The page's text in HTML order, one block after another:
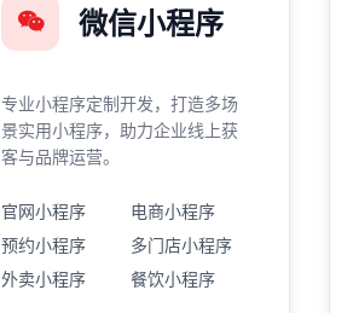
微信小程序
专业小程序定制开发，打造多场
景实用小程序，助力企业线上获
客与品牌运营。
官网小程序
电商小程序
预约小程序
多门店小程序
外卖小程序
餐饮小程序